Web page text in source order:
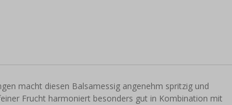
macht diesen Balsamessig angenehm spritzig und
Frucht harmoniert besonders gut in Kombination mit